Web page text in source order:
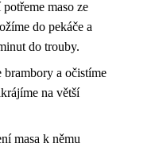
maso ze
do pekáče a
do trouby.
a očistíme
na větší
masa k němu